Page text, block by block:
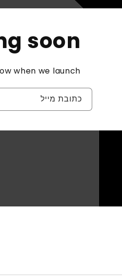
soon
when we launch.
כתובת מייל